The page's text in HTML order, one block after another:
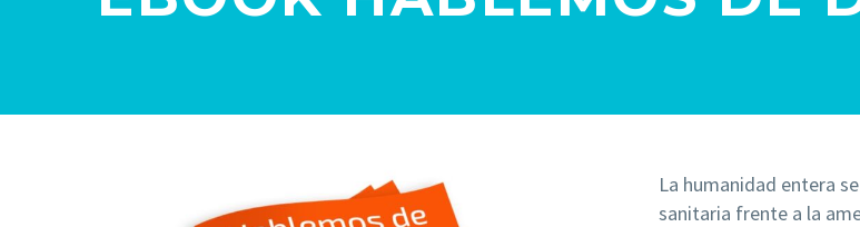
La humanidad entera
sanitaria frente a la